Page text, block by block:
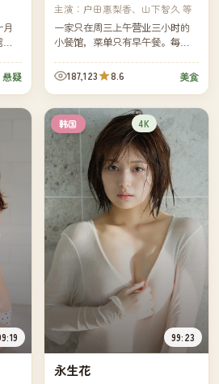
悬疑
主演： 户田惠梨香、山下智久 等
一家只在周三上午营业三小时的
小餐馆，菜单只有早午餐。每集
法对家人言说的心事，由一道菜
替他们说完。
187,123 8.6 美食
韩国 4K
99:23
永生花